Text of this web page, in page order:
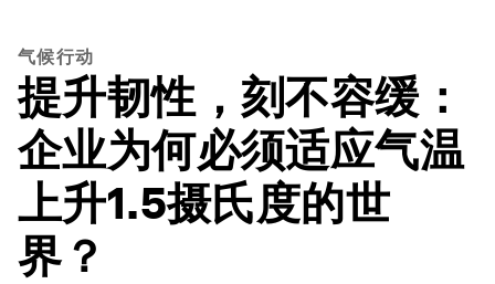
气候行动
提升韧性，刻不容缓：
企业为何必须适应气温
上升1.5摄氏度的世
界？